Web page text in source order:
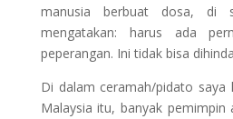
manusia berbuat dosa, di
mengatakan: harus ada
peperangan. Ini tidak bisa
Di dalam ceramah/pidato saya
Malaysia itu, banyak pemimpin